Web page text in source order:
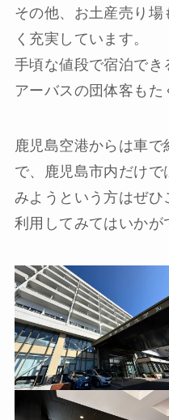
その他、お土産売り場
く充実しています。
手頃な値段で宿泊でき
アーバスの団体客もた
鹿児島空港からは車
で、鹿児島市内だけで
みようという方はぜひ
利用してみてはいかが